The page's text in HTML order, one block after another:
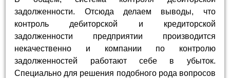
задолженности. Отсюда делаем выводы, что
контроль дебиторской и кредиторской
задолженности предприятии производится
некачественно и компании по контролю
задолженностей работают себе в убыток.
Специально для решения подобного рода вопросов